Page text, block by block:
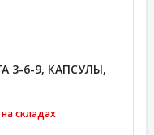
3-6-9, КАПСУЛЫ,
складах